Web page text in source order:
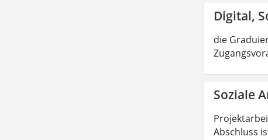
Digital,
die
Soziale
Abschluss